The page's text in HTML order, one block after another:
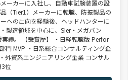
ーカーに入社し、自動車試験装置の設
（Tier1）メーカーに転職、防振製品の
への出向を経験後、ヘッドハンターに
製造領域を中心に、SIer・メガバン
績。 【受賞歴】 ・日経転職版 Perfor
門 MVP ・日系総合コンサルティング企
外資系エンジニアリング企業 コンサル
3位